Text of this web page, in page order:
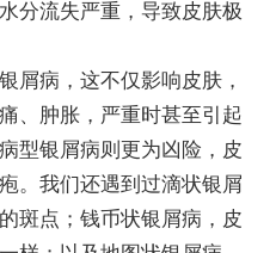
分流失严重，导致皮肤极
屑病，这不仅影响皮肤，
、肿胀，严重时甚至引起
型银屑病则更为凶险，皮
。我们还遇到过滴状银屑
斑点；钱币状银屑病，皮